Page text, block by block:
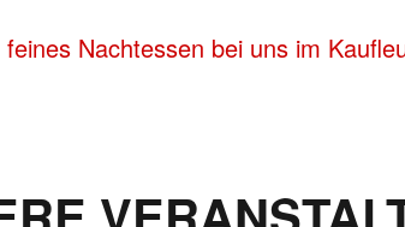
Nachtessen bei uns im